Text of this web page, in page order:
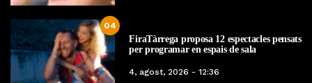
04
FiraTàrrega proposa 12 espectacles pensats
per programar en espais de sala
4, agost, 2026 - 12:36